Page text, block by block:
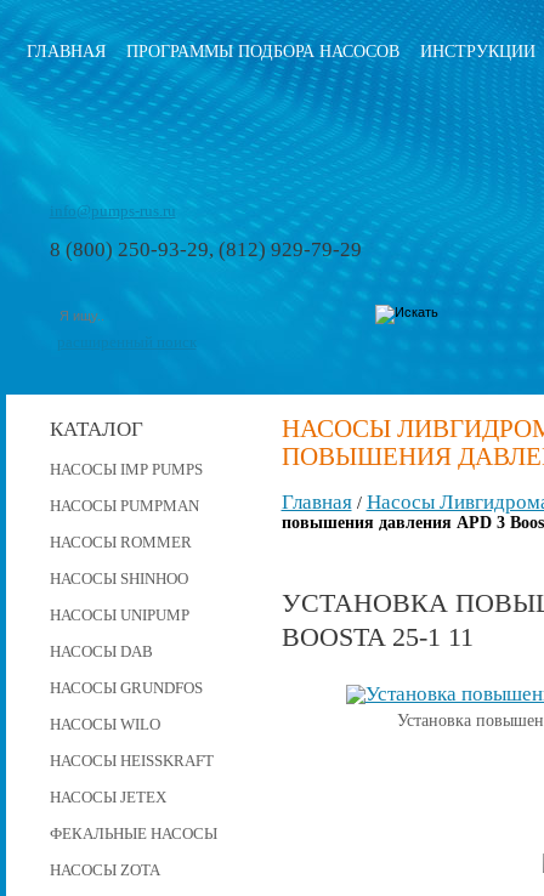
ГЛАВНАЯ ПРОГРАММЫ ПОДБОРА НАСОСОВ ИНСТРУКЦИИ
info@pumps-rus.ru
8 (800) 250-93-29, (812) 929-79-29
расширенный поиск
КАТАЛОГ
НАСОСЫ IMP PUMPS
НАСОСЫ PUMPMAN
НАСОСЫ ROMMER
НАСОСЫ SHINHOO
НАСОСЫ UNIPUMP
НАСОСЫ DAB
НАСОСЫ GRUNDFOS
НАСОСЫ WILO
НАСОСЫ HEISSKRAFT
НАСОСЫ JETEX
ФЕКАЛЬНЫЕ НАСОСЫ
НАСОСЫ ZOTA
НАСОСЫ
ПОВЫШЕНИЯ
Главная/ Насосы
повышения давления APD 3
УСТАНОВКА
BOOSTA 25-1 11
Установка